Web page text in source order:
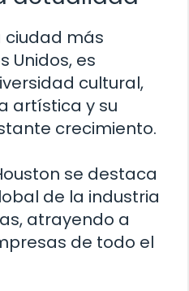
ciudad más
Unidos, es
cultural,
artística y su
crecimiento.
se destaca
de la industria
atrayendo a
de todo el